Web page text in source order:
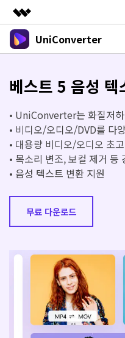
주요 제품
유틸리티
개요
솔루션
뉴스룸
플랜 및 가격
UniConverter
올인원 미디어 툴박스
유니컨버터-윈도우 버
유니컨버터-맥 버전
음성 텍스트
음성/동영상
하게 변환하
비디오/오디오
온라인 도구
온라인 오디
동영상 변환
온라인 영상 편집기
온라인 사진 편집기
V17 업그레이드
블로그
DVD 변환
크리에이티
도움
가이드
Wondershare UniConverter
아래의 단계별 가이드를 알아
UniConverter 사용에 필요
온라인으로 시작하기
search
베스트 5 음성 텍
• UniConverter는 화질저
• 비디오/오디오/DVD를 다
• 대용량 비디오/오디오 초
• 목소리 변조, 보컬 제거 등
• 음성 텍스트 변환 지원
무료 다운로드